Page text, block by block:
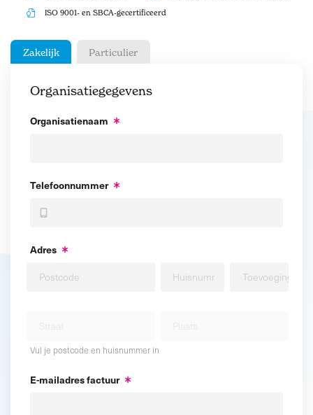
ISO 9001- en SBCA-gecertificeerd
Zakelijk Particulier
Organisatiegegevens
Organisatienaam
Telefoonnummer
Adres
Vul je postcode en huisnummer in
E-mailadres factuur